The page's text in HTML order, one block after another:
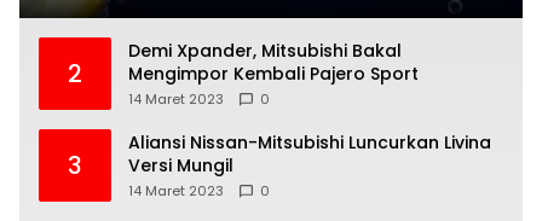
2
Demi Xpander, Mitsubishi Bakal
Mengimpor Kembali Pajero Sport
14 Maret 2023 0
3
Aliansi Nissan-Mitsubishi Luncurkan Livina
Versi Mungil
14 Maret 2023 0